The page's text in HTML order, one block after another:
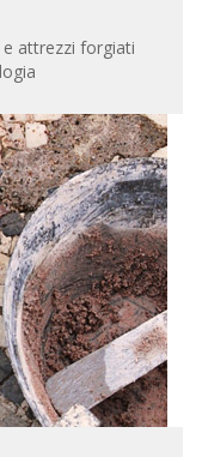
e attrezzi forgiati